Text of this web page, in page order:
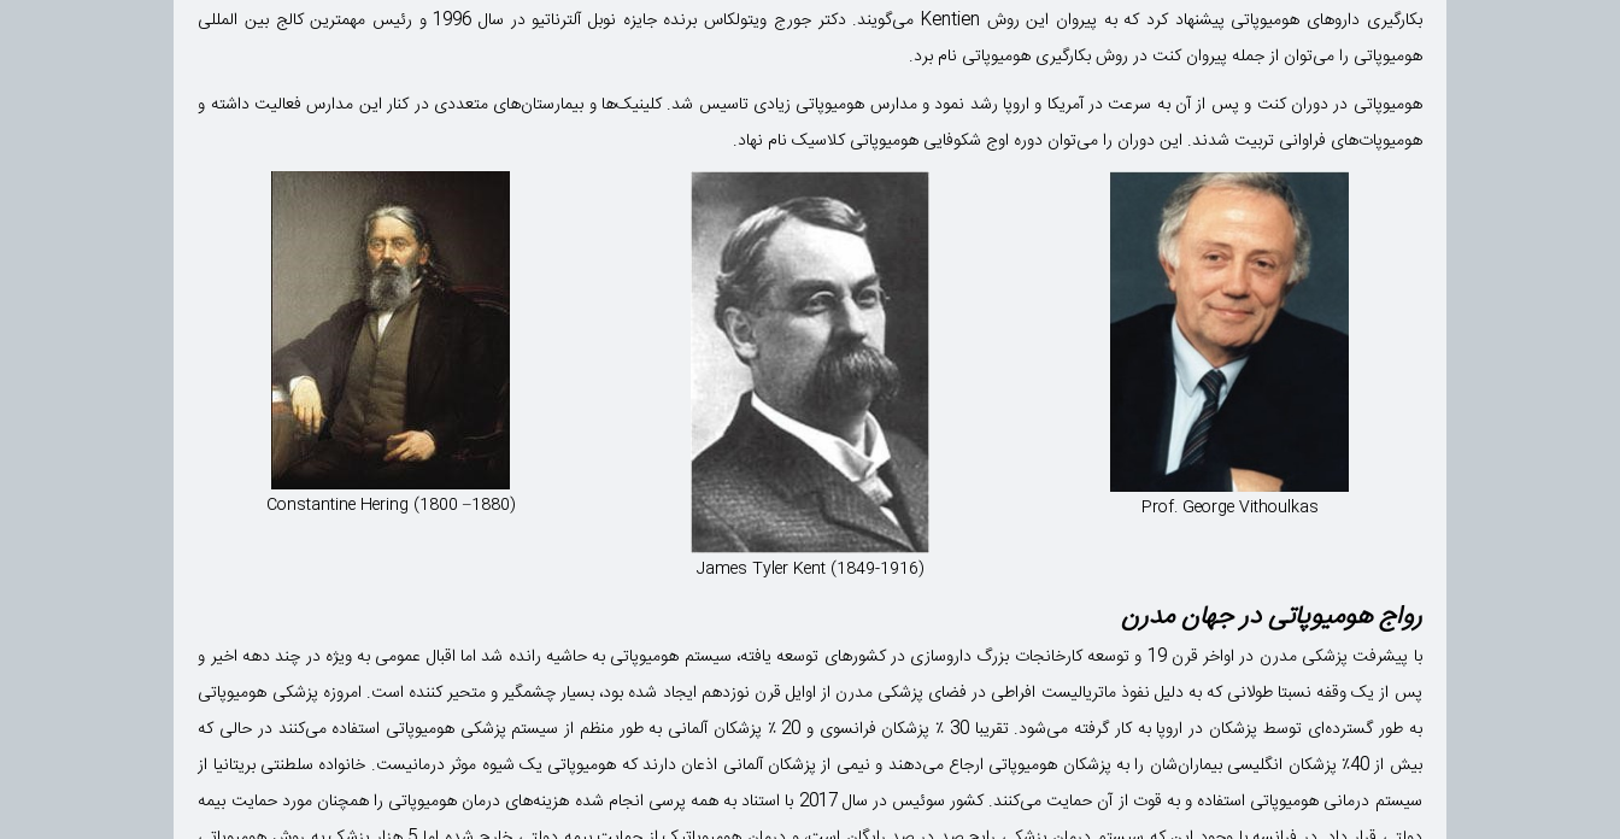
بکارگیری داروهای هومیوپاتی پیشنهاد کرد که به پیروان این روش Kentien می‌گویند. دکتر جورج ویتولکاس برنده جایزه نوبل آلترناتیو در سال 1996 و رئیس مهمترین کالج بین المللی
هومیوپاتی را می‌توان از جمله پیروان کنت در روش بکارگیری هومیوپاتی نام برد.
هومیوپاتی در دوران کنت و پس از آن به سرعت در آمریکا و اروپا رشد نمود و مدارس هومیوپاتی زیادی تاسیس شد. کلینیک‌ها و بیمارستان‌های متعددی در کنار این مدارس فعالیت داشته و
هومیوپات‌های فراوانی تربیت شدند. این دوران را می‌توان دوره اوج شکوفایی هومیوپاتی کلاسیک نام نهاد.
Prof. George Vithoulkas
James Tyler Kent (1849-1916)
Constantine Hering (1800 –1880)
رواج هومیوپاتی در جهان مدرن
با پیشرفت پزشکی مدرن در اواخر قرن 19 و توسعه کارخانجات بزرگ داروسازی در کشورهای توسعه یافته، سیستم هومیوپاتی به حاشیه رانده شد اما اقبال عمومی به ویژه در چند دهه اخیر و
پس از یک وقفه نسبتا طولانی که به دلیل نفوذ ماتریالیست افراطی در فضای پزشکی مدرن از اوایل قرن نوزدهم ایجاد شده بود، بسیار چشمگیر و متحیر کننده است. امروزه پزشکی هومیوپاتی
به طور گسترده‌ای توسط پزشکان در اروپا به کار گرفته می‌شود. تقریبا 30 ٪ پزشکان فرانسوی و 20 ٪ پزشکان آلمانی به طور منظم از سیستم پزشکی هومیوپاتی استفاده می‌کنند در حالی که
بیش از 40٪ پزشکان انگلیسی بیماران‌شان را به پزشکان هومیوپاتی ارجاع می‌دهند و نیمی از پزشکان آلمانی اذعان دارند که هومیوپاتی یک شیوه موثر درمانیست. خانواده سلطنتی بریتانیا از
سیستم درمانی هومیوپاتی استفاده و به قوت از آن حمایت می‌کنند. کشور سوئیس در سال 2017 با استناد به همه پرسی انجام شده هزینه‌های درمان هومیوپاتی را همچنان مورد حمایت بیمه